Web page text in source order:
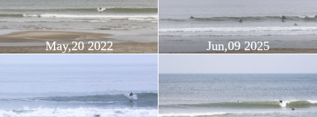
May,20 2022 Jun,09 2025